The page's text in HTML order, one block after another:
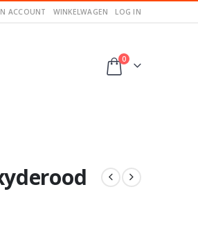
ACCOUNT WINKELWAGEN LOG IN
0